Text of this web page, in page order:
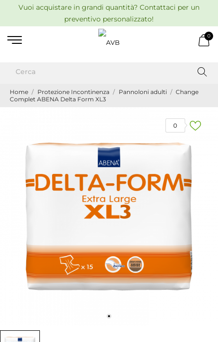
Vuoi acquistare in grandi quantità? Contattaci per un
preventivo personalizzato!
0
Home Protezione Incontinenza Pannoloni adulti
Change
Complet ABENA Delta Form XL3
0